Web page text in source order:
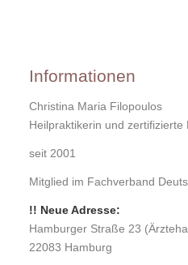
Informationen
Christina Maria Filopoulos
Heilpraktikerin und zertifizierte
seit 2001
Mitglied im Fachverband
!! Neue Adresse:
Hamburger Straße 23
22083 Hamburg